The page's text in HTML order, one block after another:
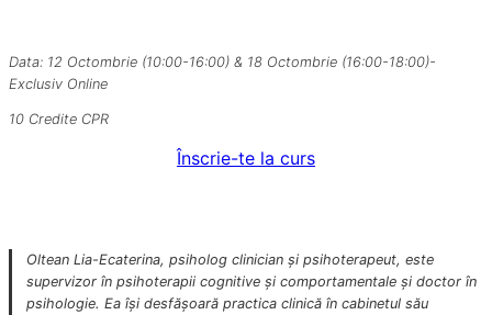
Data: 12 Octombrie (10:00-16:00) & 18 Octombrie (16:00-18:00)-
Exclusiv Online
10 Credite CPR
Înscrie-te la curs
Oltean Lia-Ecaterina, psiholog clinician și psihoterapeut, este
supervizor în psihoterapii cognitive și comportamentale și doctor în
psihologie. Ea își desfășoară practica clinică în cabinetul său